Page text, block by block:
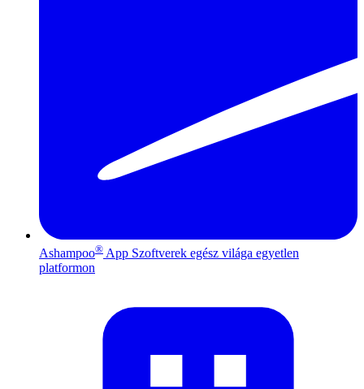
Ashampoo® App Szoftverek egész világa egyetlen
platformon